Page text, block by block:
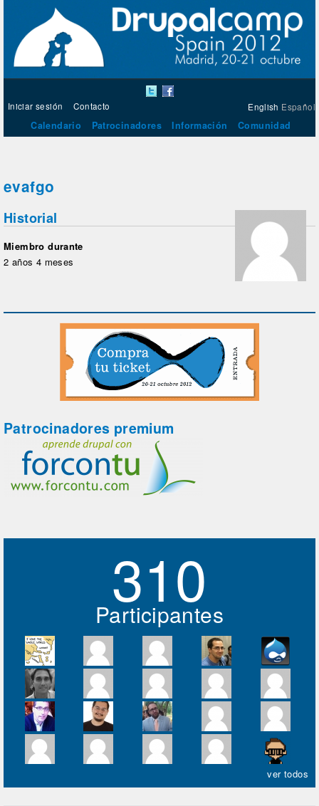
English Español
Iniciar sesión Contacto
Calendario Patrocinadores Información Comunidad
evafgo
Historial
Miembro durante
2 años 4 meses
Patrocinadores premium
310
Participantes
ver todos